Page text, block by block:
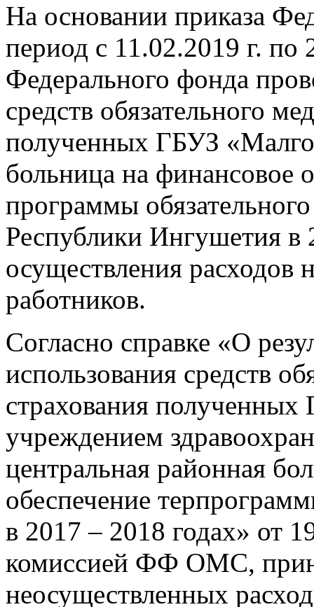
На основании приказа
период с 11.02.2019 г. по
Федерального фонда
средств обязательного
полученных ГБУЗ
больница на финансовое
программы
Республики Ингушетия в
осуществления расходов
работников.
Согласно справке «О
использования средств
страхования
учреждением
центральная районная
обеспечение
в 2017 – 2018 годах» от
комиссией ФФ ОМС,
неосуществленных